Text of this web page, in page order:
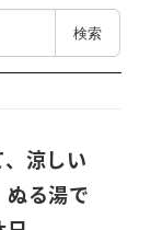
検索
涼しい
ぬる湯で